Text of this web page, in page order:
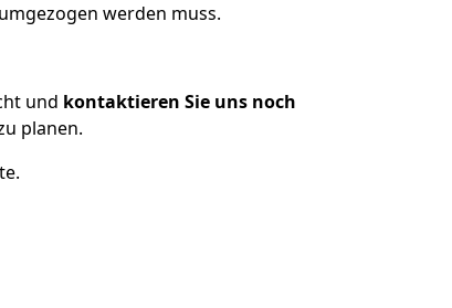
werden muss.
und kontaktieren Sie uns noch
planen.